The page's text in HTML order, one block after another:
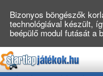
Bizonyos böngészők
technológiával készült,
beépülő modul futását a